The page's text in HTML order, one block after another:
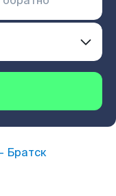
Братск